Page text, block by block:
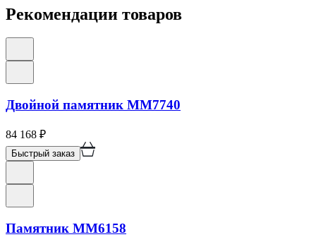
Рекомендации товаров
Двойной памятник ММ7740
84 168 ₽
Быстрый заказ
Памятник ММ6158